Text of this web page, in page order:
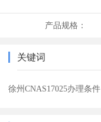
产品规格：
关键词
徐州CNAS17025办理条件